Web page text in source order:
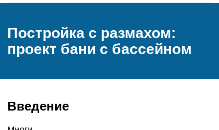
Постройка с размахом:
проект бани с бассейном
Введение